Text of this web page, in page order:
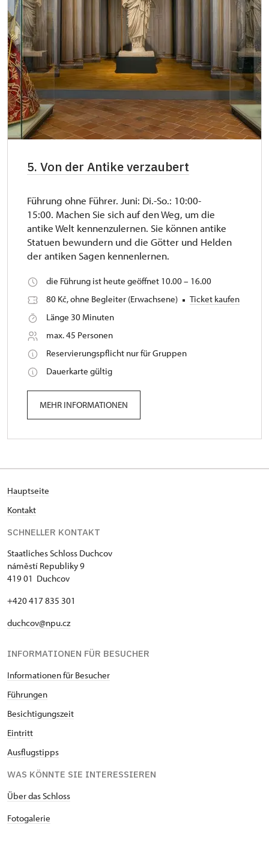
5. Von der Antike verzaubert
Führung ohne Führer. Juni: Di.-So.: 10:00-
15:00. Machen Sie sich auf den Weg, um die
antike Welt kennenzulernen. Sie können antike
Statuen bewundern und die Götter und Helden
der antiken Sagen kennenlernen.
die Führung ist heute geöffnet 10.00 – 16.00
80 Kč, ohne Begleiter (Erwachsene)
Ticket kaufen
Länge 30 Minuten
max. 45 Personen
Reservierungspflicht nur für Gruppen
Dauerkarte gültig
MEHR INFORMATIONEN
Hauptseite
Kontakt
SCHNELLER KONTAKT
Staatliches Schloss Duchcov
náměstí Republiky 9
419 01 Duchcov
+420 417 835 301
duchcov@npu.cz
INFORMATIONEN FÜR BESUCHER
Informationen für Besucher
Führungen
Besichtigungszeit
Eintritt
Ausflugstipps
WAS KÖNNTE SIE INTERESSIEREN
Über das Schloss
Fotogalerie